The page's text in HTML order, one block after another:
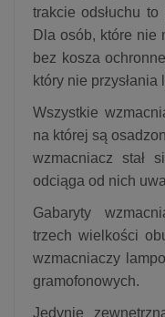
trakcie odsłuchu
Dla osób, które nie
bez kosza
który nie przysłania
Wszystkie
na której są
wzmacniacz stał
odciąga od nich
Gabaryty
trzech wielkości
wzmacniaczy
gramofonowych.
Jedynie